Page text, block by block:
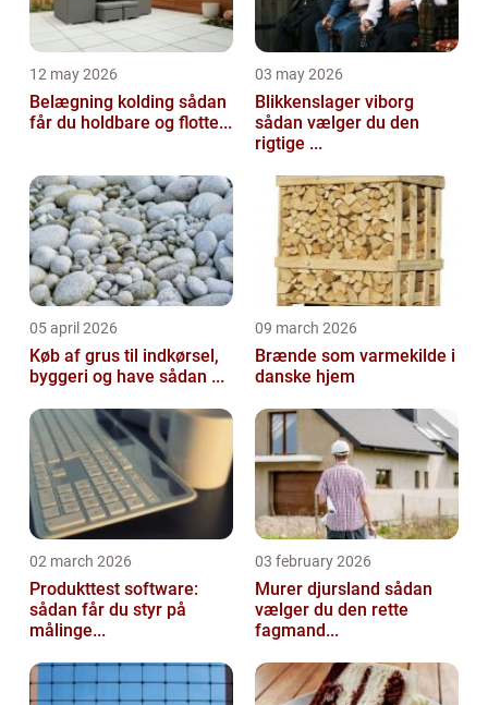
12 may 2026
Belægning kolding sådan
får du holdbare og flotte...
03 may 2026
Blikkenslager viborg
sådan vælger du den
rigtige ...
05 april 2026
Køb af grus til indkørsel,
byggeri og have sådan ...
09 march 2026
Brænde som varmekilde i
danske hjem
02 march 2026
Produkttest software:
sådan får du styr på
målinge...
03 february 2026
Murer djursland sådan
vælger du den rette
fagmand...